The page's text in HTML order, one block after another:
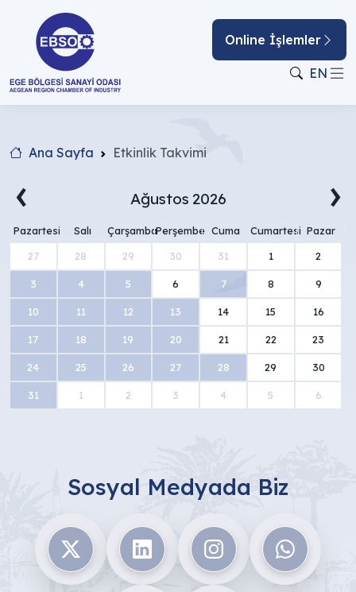
Online İşlemler
EN
Ana Sayfa Etkinlik Takvimi
‹ ›
Ağustos 2026
Pazartesi Salı ÇarşambaPerşembe Cuma Cumartesi Pazar
27
28 29 30 31 1 2
3 4 5 6 7 8 9
10 11 12 13 14 15 16
17 18 19 20 21 22 23
24 25 26 27 28 29 30
31 1 2 3 4 5 6
Sosyal Medyada Biz